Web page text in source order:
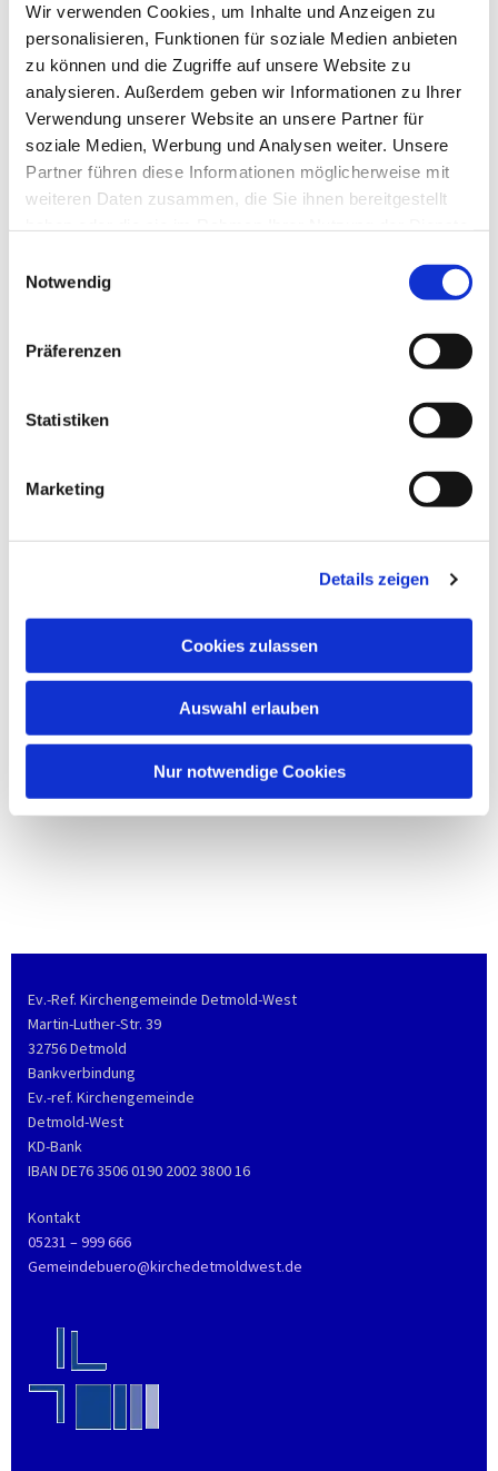
Wir verwenden Cookies, um Inhalte und Anzeigen zu
personalisieren, Funktionen für soziale Medien anbieten
zu können und die Zugriffe auf unsere Website zu
analysieren. Außerdem geben wir Informationen zu Ihrer
Verwendung unserer Website an unsere Partner für
soziale Medien, Werbung und Analysen weiter. Unsere
Partner führen diese Informationen möglicherweise mit
weiteren Daten zusammen, die Sie ihnen bereitgestellt
Notwendig
Präferenzen
Statistiken
Marketing
Details zeigen
Cookies zulassen
Auswahl erlauben
Nur notwendige Cookies
Ev.-Ref. Kirchengemeinde Detmold-West
Martin-Luther-Str. 39
32756 Detmold
Bankverbindung
Ev.-ref. Kirchengemeinde
Detmold-West
KD-Bank
IBAN DE76 3506 0190 2002 3800 16
Kontakt
05231 – 999 666
Gemeindebuero@kirchedetmoldwest.de